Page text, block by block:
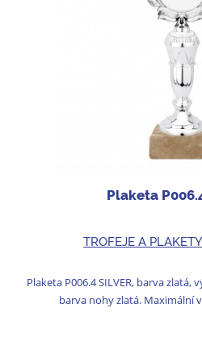
Plaketa
TROFEJE A
Plaketa P006.4 SILVER, barva zlatá,
barva nohy zlatá. Maximální